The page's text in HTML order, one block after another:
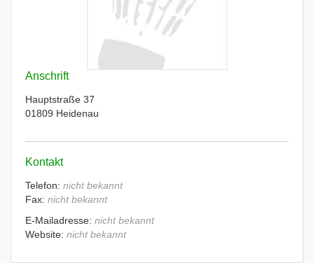
Anschrift
Hauptstraße 37
01809 Heidenau
Kontakt
Telefon: nicht bekannt
Fax: nicht bekannt
E-Mailadresse: nicht bekannt
Website: nicht bekannt